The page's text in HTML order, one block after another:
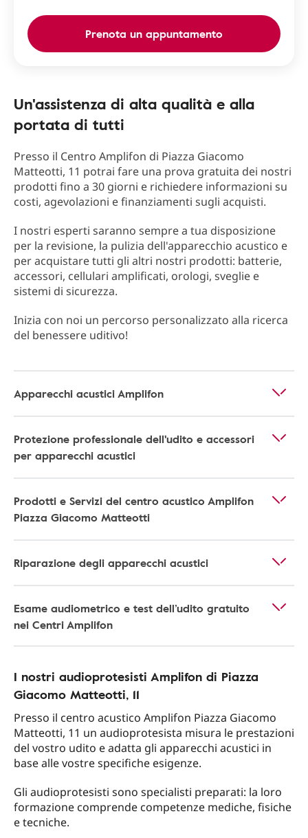
Prenota un appuntamento
Un'assistenza di alta qualità e alla
portata di tutti
Presso il Centro Amplifon di Piazza Giacomo
Matteotti, 11 potrai fare una prova gratuita dei nostri
prodotti fino a 30 giorni e richiedere informazioni su
costi, agevolazioni e finanziamenti sugli acquisti.
I nostri esperti saranno sempre a tua disposizione
per la revisione, la pulizia dell'apparecchio acustico e
per acquistare tutti gli altri nostri prodotti: batterie,
accessori, cellulari amplificati, orologi, sveglie e
sistemi di sicurezza.
Inizia con noi un percorso personalizzato alla ricerca
del benessere uditivo!
Apparecchi acustici Amplifon
Protezione professionale dell'udito e accessori
per apparecchi acustici
Prodotti e Servizi del centro acustico Amplifon
Piazza Giacomo Matteotti
Riparazione degli apparecchi acustici
Esame audiometrico e test dell’udito gratuito
nei Centri Amplifon
I nostri audioprotesisti Amplifon di Piazza
Giacomo Matteotti, 11
Presso il centro acustico Amplifon Piazza Giacomo
Matteotti, 11 un audioprotesista misura le prestazioni
del vostro udito e adatta gli apparecchi acustici in
base alle vostre specifiche esigenze.
Gli audioprotesisti sono specialisti preparati: la loro
formazione comprende competenze mediche, fisiche
e tecniche.